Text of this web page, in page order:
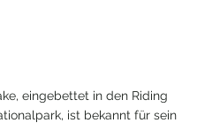
eingebettet in den Riding
ist bekannt für sein